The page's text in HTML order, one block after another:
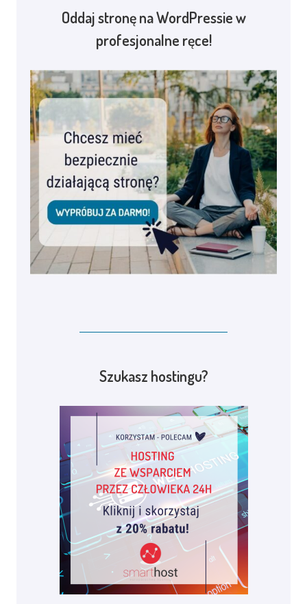
Oddaj stronę na WordPressie w
profesjonalne ręce!
Szukasz hostingu?